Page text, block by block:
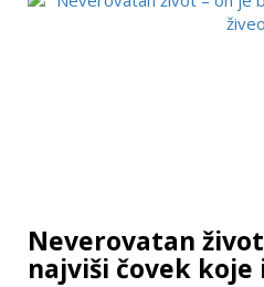
Neverovatan
najviši čovek koje